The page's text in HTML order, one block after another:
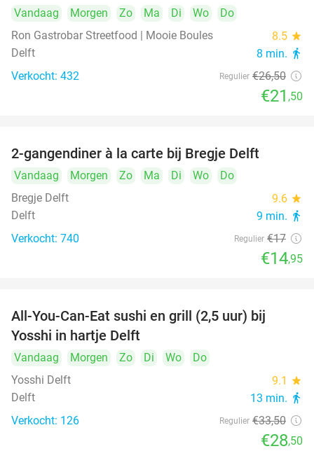
Vandaag Morgen Zo Ma Di Wo
Do
Ron Gastrobar Streetfood | Mooie Boules
8.5 star
Delft 8 min. directions_walk
Verkocht: 432 Regulier €26,50
€21 ,50
2-gangendiner à la carte bij Bregje Delft
Vandaag Morgen Zo Ma Di Wo
Do
Bregje Delft
9.6 star
Delft 9 min. directions_walk
Verkocht: 740 Regulier €17
€14,95
All-You-Can-Eat sushi en grill (2,5 uur) bij
Yosshi in hartje Delft
Vandaag Morgen Zo Di Wo
Do
Yosshi Delft
9.1 star
Delft 13 min. directions_walk
Verkocht: 126 Regulier €33,50
€28,50